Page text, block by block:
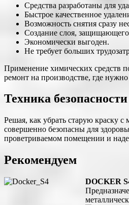
Средства разработаны для
Быстрое качественное
Возможность снятия сразу
Создание слоя, защищающего
Экономически выгоден.
Не требует больших
Применение химических средств
ремонт на производстве, где
Техника
Решая, как убрать старую краску
совершенно безопасны для
проветриваемом помещении и
Рекомендуем
DOCKER